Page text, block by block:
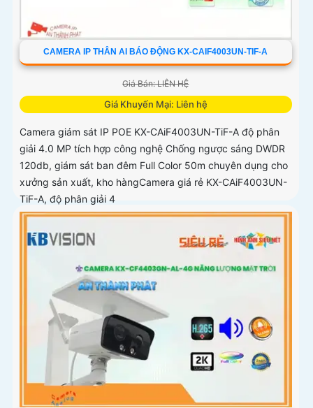
CAMERA IP THÂN AI BÁO ĐỘNG KX-CAIF4003UN-TIF-A
Giá Bán: LIÊN HỆ
Giá Khuyến Mại: Liên hệ
Camera giám sát IP POE KX-CAiF4003UN-TiF-A độ phân
giải 4.0 MP tích hợp công nghệ Chống ngược sáng DWDR
120db, giám sát ban đêm Full Color 50m chuyên dụng cho
xưởng sản xuất, kho hàngCamera giá rẻ KX-CAiF4003UN-
TiF-A, độ phân giải 4